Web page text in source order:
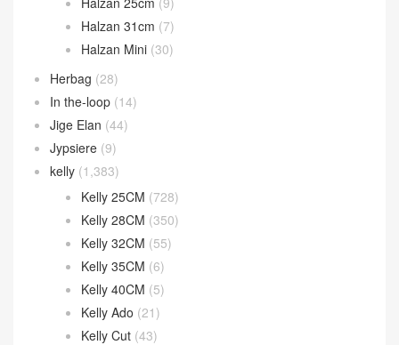
Halzan 31cm (7)
Halzan Mini (30)
Herbag (28)
In the-loop (14)
Jige Elan (44)
Jypsiere (9)
kelly (1,383)
Kelly 25CM (728)
Kelly 28CM (350)
Kelly 32CM (55)
Kelly 35CM (6)
Kelly 40CM (5)
Kelly Ado (21)
Kelly Cut (43)